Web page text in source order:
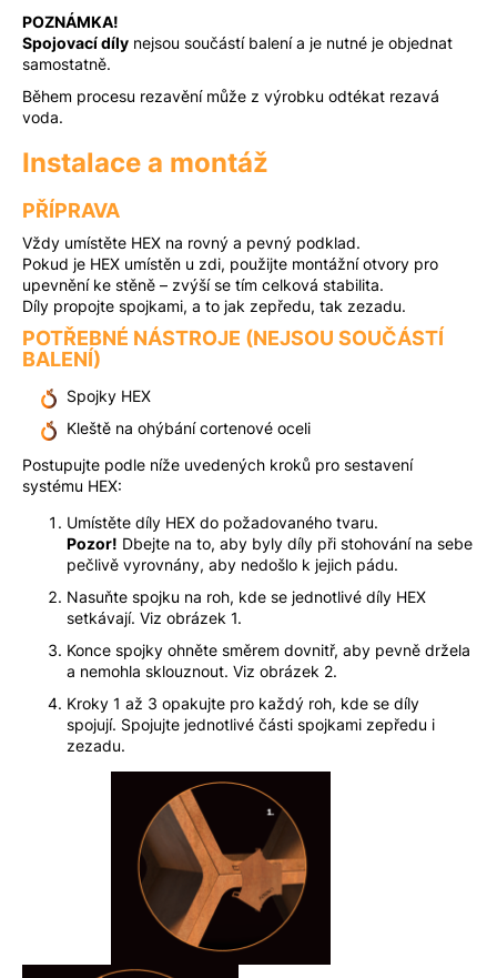
POZNÁMKA!
Spojovací díly nejsou součástí balení a je nutné je objednat
samostatně.
Během procesu rezavění může z výrobku odtékat rezavá
voda.
Instalace a montáž
PŘÍPRAVA
Vždy umístěte HEX na rovný a pevný podklad.
Pokud je HEX umístěn u zdi, použijte montážní otvory pro
upevnění ke stěně – zvýší se tím celková stabilita.
Díly propojte spojkami, a to jak zepředu, tak zezadu.
POTŘEBNÉ NÁSTROJE (NEJSOU SOUČÁSTÍ
BALENÍ)
Spojky HEX
Kleště na ohýbání cortenové oceli
Postupujte podle níže uvedených kroků pro sestavení
systému HEX:
Umístěte díly HEX do požadovaného tvaru.
Pozor! Dbejte na to, aby byly díly při stohování na sebe
pečlivě vyrovnány, aby nedošlo k jejich pádu.
Nasuňte spojku na roh, kde se jednotlivé díly HEX
setkávají. Viz obrázek 1.
Konce spojky ohněte směrem dovnitř, aby pevně držela
a nemohla sklouznout. Viz obrázek 2.
Kroky 1 až 3 opakujte pro každý roh, kde se díly
spojují. Spojujte jednotlivé části spojkami zepředu i
zezadu.